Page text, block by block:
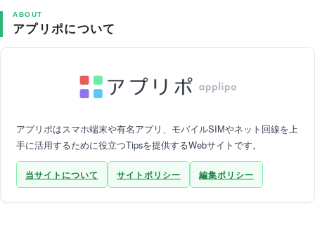
ABOUT
アプリポについて
アプリポはスマホ端末や有名アプリ、モバイルSIMやネット回線を上
手に活用するために役立つTipsを提供するWebサイトです。
当サイトについて サイトポリシー 編集ポリシー